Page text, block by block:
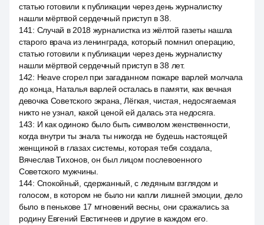
статью готовили к публикации через день журналистку
нашли мёртвой сердечный приступ в 38.
141 : Случай в 2018 журналистка из жёлтой газеты нашла
старого врача из ленинграда, который помнил операцию,
статью готовили к публикации через день журналистку
нашли мёртвой сердечный приступ в 38 лет.
142: Heave сгорел при загаданном пожаре варлей молчала
до конца, Наталья варлей осталась в памяти, как вечная
девочка Советского экрана, Лёгкая, чистая, недосягаемая
никто не узнал, какой ценой ей далась эта недосяга.
143: И как одиноко было быть символом женственности,
когда внутри ты знала ты никогда не будешь настоящей
женщиной в глазах системы, которая тебя создала,
Вячеслав Тихонов, он был лицом послевоенного
Советского мужчины.
144: Спокойный, сдержанный, с ледяным взглядом и
голосом, в котором не было ни капли лишней эмоции, дело
было в пенькове 17 мгновений весны, они сражались за
родину Евгений Евстигнеев и другие в каждом его.